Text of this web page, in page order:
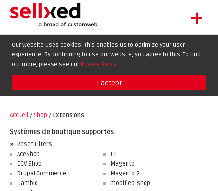
+
EXTENSIONS
BLOG
Our website uses cookies. This enables us to optimize your user
experience. By continuing to use our website, you agree to this. To find
out more, please see our Privacy Policy.
I accept
Accueil / Shop / Extensions
Systèmes de boutique supportés
Reset Filters
AceShop
CCV Shop
Drupal Commerce
Gambio
JTL
Magento
Magento 2
modified-shop